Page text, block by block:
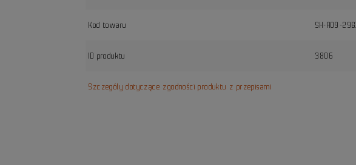
Kod towaru SH-A09-
ID produktu 3806
Szczegóły dotyczące zgodności produktu z przepisami